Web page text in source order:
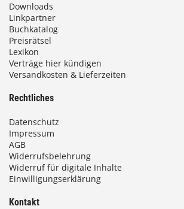
€
Downloads
Linkpartner
Buchkatalog
Preisrätsel
Lexikon
Verträge hier kündigen
Versandkosten & Lieferzeiten
Rechtliches
Datenschutz
Impressum
AGB
Widerrufsbelehrung
Widerruf für digitale Inhalte
Einwilligungserklärung
Kontakt